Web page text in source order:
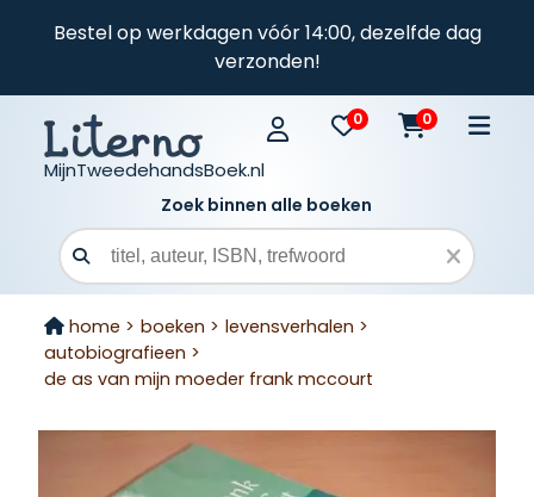
Bestel op werkdagen vóór 14:00, dezelfde dag
verzonden!
MijnTweedehandsBoek.nl
0 0
Zoek binnen alle boeken
Zoekveld
home > boeken > levensverhalen >
autobiografieen >
de as van mijn moeder frank mccourt